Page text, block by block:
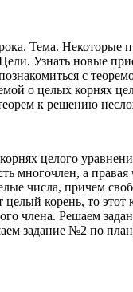
Тема. Некоторые
Узнать новые
с
о целых корнях
к решению
целого
многочлен, а правая
числа, причем
корень, то этот
члена. Решаем
задание №2 по